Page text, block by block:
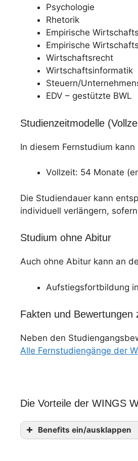
Psychologie
Rhetorik
Empirische
Empirische
Wirtschaftsrecht
Wirtschaftsinformatik
Steuern/
EDV – gestützte BWL
Studienzeitmodelle
In diesem Fernstudium
Vollzeit: 54 Monate
Die Studiendauer kann
individuell verlängern,
Studium ohne Abitur
Auch ohne Abitur kann an
Aufstiegsfortbildung
Fakten und Bewertungen
Neben den
Alle Fernstudiengänge der
Die Vorteile der WINGS
Benefits ein/ausklappen